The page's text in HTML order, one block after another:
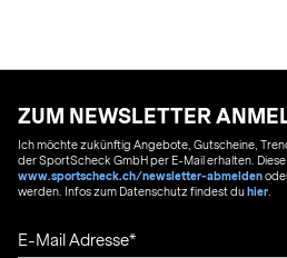
ZUM NEWSLETTER
Ich möchte zukünftig Angebote, Gutscheine,
der SportScheck GmbH per E-Mail erhalten.
www.sportscheck.ch/newsletter-abmelden
werden. Infos zum Datenschutz findest duhier
E-Mail Adresse